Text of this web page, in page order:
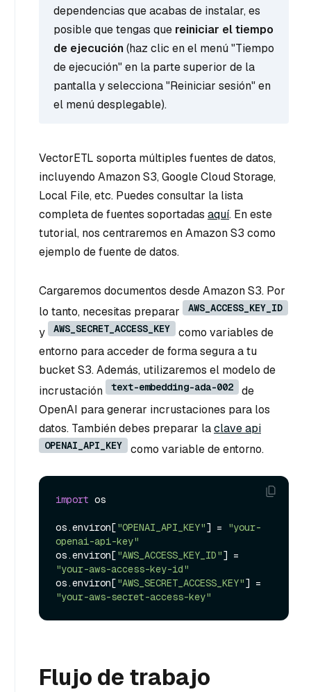
dependencias que acabas de instalar, es
posible que tengas que reiniciar el tiempo
de ejecución(haz clic en el menú "Tiempo
de ejecución" en la parte superior de la
pantalla y selecciona "Reiniciar sesión" en
el menú desplegable).
VectorETL soporta múltiples fuentes de datos,
incluyendo Amazon S3, Google Cloud Storage,
Local File, etc. Puedes consultar la lista
completa de fuentes soportadas aquí. En este
tutorial, nos centraremos en Amazon S3 como
ejemplo de fuente de datos.
Cargaremos documentos desde Amazon S3. Por
lo tanto, necesitas preparar
AWS_ACCESS_KEY_ID
y AWS_SECRET_ACCESS_KEY
como variables de
entorno para acceder de forma segura a tu
bucket S3. Además, utilizaremos el modelo de
incrustación
text-embedding-ada-002
de
OpenAI para generar incrustaciones para los
datos. También debes preparar laclave api
OPENAI_API_KEY como variable de entorno.
import os
os.environ["OPENAI_API_KEY"] =
"your-
openai-api-key"
os.environ["AWS_ACCESS_KEY_ID"
"your-aws-access-key-id"
os.environ["AWS_SECRET_ACCESS_KEY"
"your-aws-secret-access-key"
Flujo de trabajo